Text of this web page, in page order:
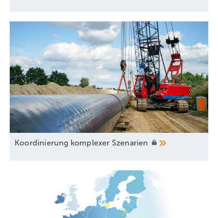
beschäftigen sich nach einer
Analyse von Esys weltweit mit
natürlichem Wasserstoff.
Nahe Zukunft zeigt wenig Klarheit
Potenzielle Nutzungsarten für natürlichen Wasserstoff sind unter
anderem die Koproduktion mit Helium, Geothermie oder die
bräuchte es jedoch einen rechtlichen Rahmen für natürlichen
Wasserstoff, der nach dem europäischen Verband Hydrogen Europe
noch weitgehend fehlt. Dafür sind Anpassungen im Berg- und
Energierecht notwendig, um die Erkundung und Gewinnung zu
Ko ordinierung komplexer Szenarien